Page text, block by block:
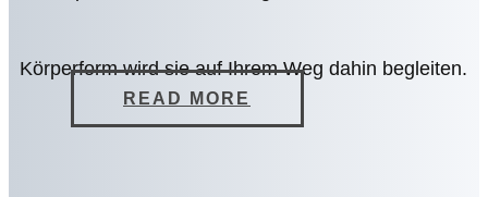
Körperform wird sie auf Ihrem Weg dahin begleiten.
READ MORE